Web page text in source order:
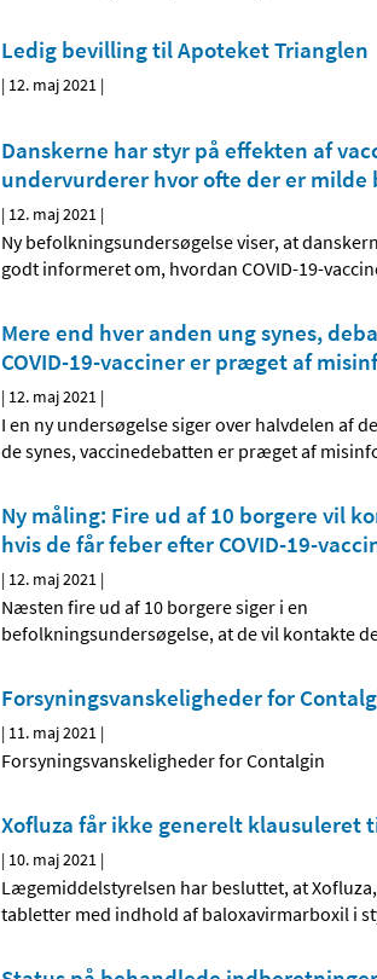
Ledig bevilling til Apoteket Trianglen
| 12. maj 2021 |
Danskerne har styr på effekten af
undervurderer hvor ofte der er
| 12. maj 2021 |
Ny befolkningsundersøgelse viser, at
godt informeret om, hvordan COVID-19-
Mere end hver anden ung synes,
COVID-19-vacciner er præget af
| 12. maj 2021 |
I en ny undersøgelse siger over halvdelen af
de synes, vaccinedebatten er præget af
Ny måling: Fire ud af 10 borgere vil
hvis de får feber efter COVID-19-
| 12. maj 2021 |
Næsten fire ud af 10 borgere siger i en
befolkningsundersøgelse, at de vil kontakte
Forsyningsvanskeligheder for
| 11. maj 2021 |
Forsyningsvanskeligheder for Contalgin
Xofluza får ikke generelt klausuleret
| 10. maj 2021 |
Lægemiddelstyrelsen har besluttet, at
tabletter med indhold af baloxavirmarboxil i